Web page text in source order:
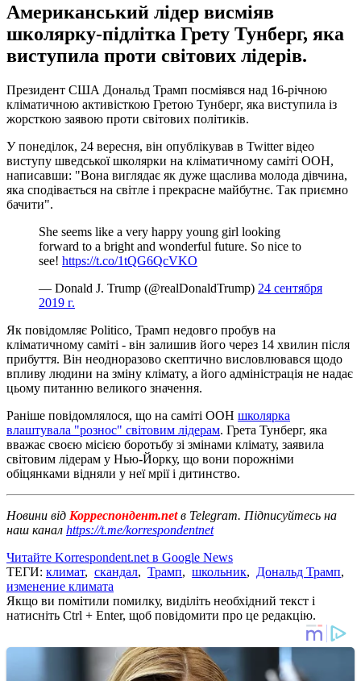
Американський лідер висміяв
школярку-підлітка Грету Тунберг, яка
виступила проти світових лідерів.
Президент США Дональд Трамп посміявся над 16-річною
кліматичною активісткою Гретою Тунберг, яка виступила із
жорсткою заявою проти світових політиків.
У понеділок, 24 вересня, він опублікував в Twitter відео
виступу шведської школярки на кліматичному саміті ООН,
написавши: "Вона виглядає як дуже щаслива молода дівчина,
яка сподівається на світле і прекрасне майбутнє. Так приємно
бачити".
She seems like a very happy young girl looking
forward to a bright and wonderful future. So nice to
see! https://t.co/1tQG6QcVKO
— Donald J. Trump (@realDonaldTrump) 24 сентября
2019 г.
Як повідомляє Politico, Трамп недовго пробув на
кліматичному саміті - він залишив його через 14 хвилин після
прибуття. Він неодноразово скептично висловлювався щодо
впливу людини на зміну клімату, а його адміністрація не надає
цьому питанню великого значення.
Раніше повідомлялося, що на саміті ООН школярка
влаштувала "рознос" світовим лідерам. Грета Тунберг, яка
вважає своєю місією боротьбу зі змінами клімату, заявила
світовим лідерам у Нью-Йорку, що вони порожніми
обіцянками відняли у неї мрії і дитинство.
Новини від Корреспондент.netв Telegram. Підписуйтесь на
наш канал https://t.me/korrespondentnet
Читайте Korrespondent.net в Google News
ТЕГИ: климат, скандал, Трамп, школьник, Дональд Трамп,
изменение климата
Якщо ви помітили помилку, виділіть необхідний текст і
натисніть Ctrl + Enter, щоб повідомити про це редакцію.